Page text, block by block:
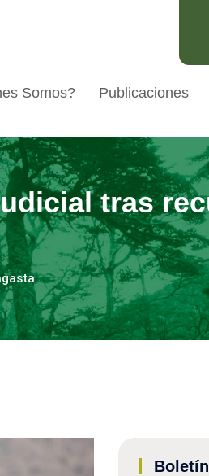
Somos? Publicaciones
tras
Boletín